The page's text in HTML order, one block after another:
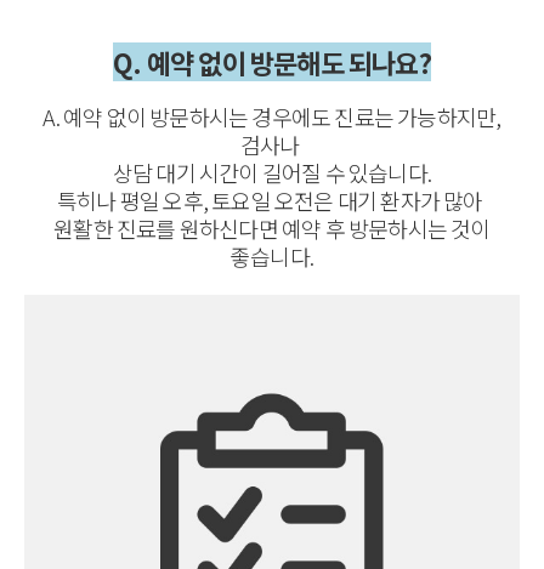
Q. 예약 없이 방문해도 되나요?
A. 예약 없이 방문하시는 경우에도 진료는 가능하지만,
검사나
상담 대기 시간이 길어질 수 있습니다.
특히나 평일 오후, 토요일 오전은 대기 환자가 많아
원활한 진료를 원하신다면 예약 후 방문하시는 것이
좋습니다.